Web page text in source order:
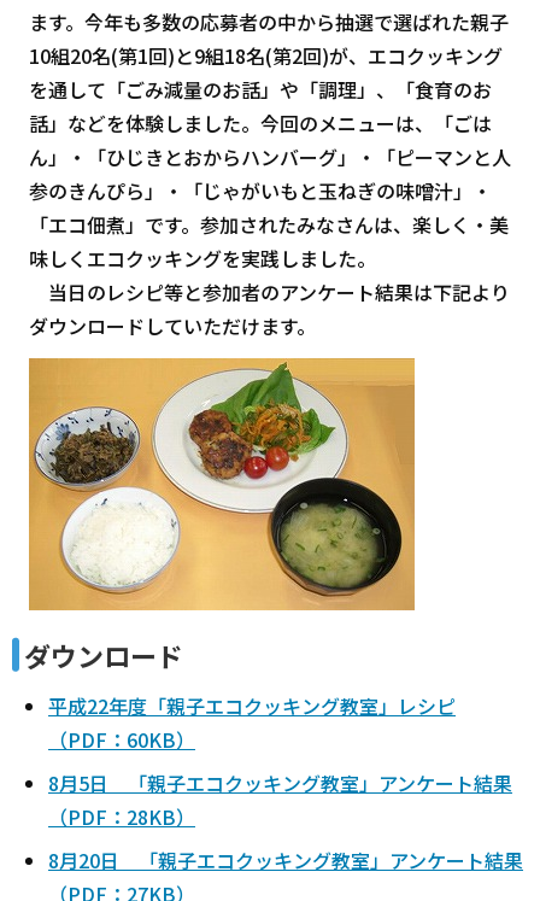
ます。今年も多数の応募者の中から抽選で選ばれた親子
10組20名(第1回)と9組18名(第2回)が、エコクッキング
を通して「ごみ減量のお話」や「調理」、「食育のお
話」などを体験しました。今回のメニューは、「ごは
ん」・「ひじきとおからハンバーグ」・「ピーマンと人
参のきんぴら」・「じゃがいもと玉ねぎの味噌汁」・
「エコ佃煮」です。参加されたみなさんは、楽しく・美
味しくエコクッキングを実践しました。
当日のレシピ等と参加者のアンケート結果は下記より
ダウンロードしていただけます。
ダウンロード
平成22年度「親子エコクッキング教室」レシピ
（PDF：60KB）
8月5日 「親子エコクッキング教室」アンケート結果
（PDF：28KB）
8月20日 「親子エコクッキング教室」アンケート結果
（PDF：27KB）